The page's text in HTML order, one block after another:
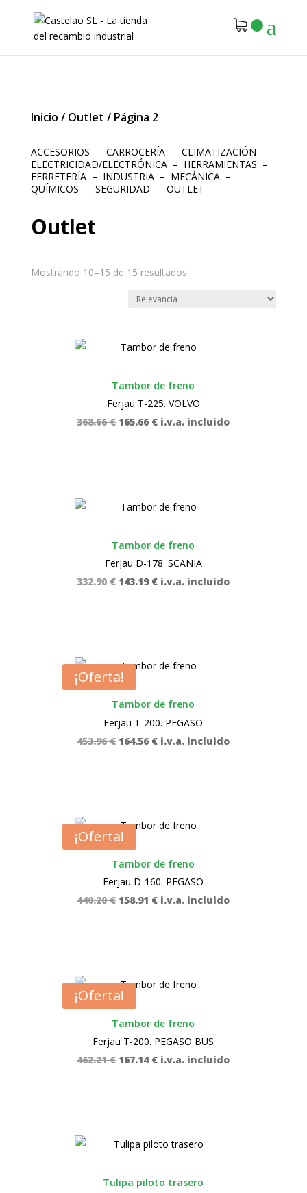
Inicio / Outlet / Página 2
ACCESORIOS – CARROCERÍA– CLIMATIZACIÓN –
ELECTRICIDAD/ELECTRÓNICA– HERRAMIENTAS –
FERRETERÍA– INDUSTRIA – MECÁNICA–
QUÍMICOS – SEGURIDAD – OUTLET
Outlet
Mostrando 10–15 de 15 resultados
Tambor de freno
Ferjau T-225. VOLVO
368.66€ El
165.66 €Eli.v.a. incluido
Tambor de freno
Ferjau D-178. SCANIA
332.90€ El
143.19 €Eli.v.a. incluido
¡Oferta!
Tambor de freno
Ferjau T-200. PEGASO
453.96€ El
164.56 €Eli.v.a. incluido
¡Oferta!
Tambor de freno
Ferjau D-160. PEGASO
440.20€ El
158.91 €Eli.v.a. incluido
¡Oferta!
Tambor de freno
Ferjau T-200. PEGASO BUS
462.21€ El
167.14 €Eli.v.a. incluido
Tulipa piloto trasero